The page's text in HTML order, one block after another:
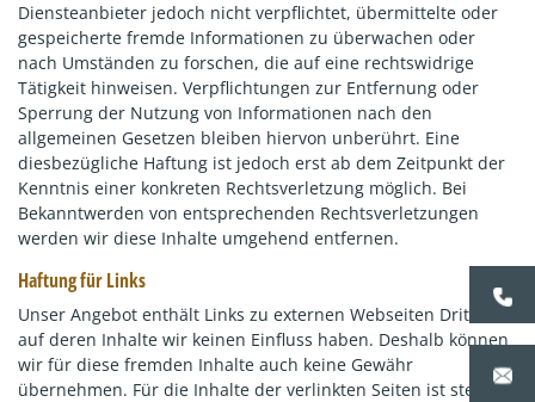
Diensteanbieter jedoch nicht verpflichtet, übermittelte oder
gespeicherte fremde Informationen zu überwachen oder
nach Umständen zu forschen, die auf eine rechtswidrige
Tätigkeit hinweisen. Verpflichtungen zur Entfernung oder
Sperrung der Nutzung von Informationen nach den
allgemeinen Gesetzen bleiben hiervon unberührt. Eine
diesbezügliche Haftung ist jedoch erst ab dem Zeitpunkt der
Kenntnis einer konkreten Rechtsverletzung möglich. Bei
Bekanntwerden von entsprechenden Rechtsverletzungen
werden wir diese Inhalte umgehend entfernen.
Haftung für Links
Unser Angebot enthält Links zu externen Webseiten Dritter,
auf deren Inhalte wir keinen Einfluss haben. Deshalb können
wir für diese fremden Inhalte auch keine Gewähr
übernehmen. Für die Inhalte der verlinkten Seiten ist stets